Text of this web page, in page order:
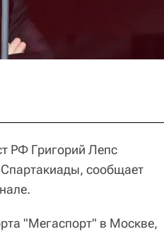
РФ Григорий Лепс
сообщает
"Мегаспорт" в Москве,